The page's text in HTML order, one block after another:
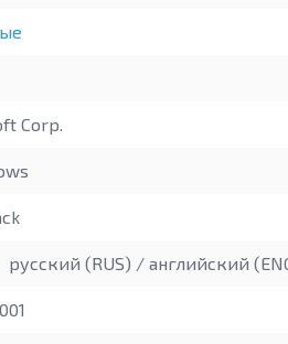
Corp.
русский (RUS) / английский